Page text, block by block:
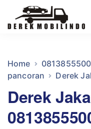
Home
pancoran
Derek
Derek